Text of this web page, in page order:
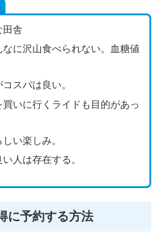
田舎
に沢山食べられない。血糖値
スパは良い。
いに行くライドも目的があっ
い楽しみ。
人は存在する。
に予約する方法